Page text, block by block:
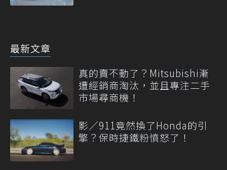
最新文章
真的賣不動了？Mitsubishi漸
遭經銷商淘汰，並且專注二手
市場尋商機！
影／911竟然換了Honda的引
擎？保時捷鐵粉憤怒了！